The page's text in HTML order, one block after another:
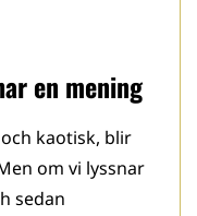
en mening
kaotisk, blir
om vi lyssnar
sedan